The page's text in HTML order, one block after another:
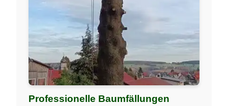
Professionelle Baumfällungen